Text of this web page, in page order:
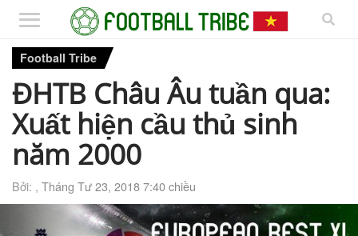
Football Tribe
ĐHTB Châu Âu tuần qua:
Xuất hiện cầu thủ sinh
năm 2000
Bởi: , Tháng Tư 23, 2018 7:40 chiều